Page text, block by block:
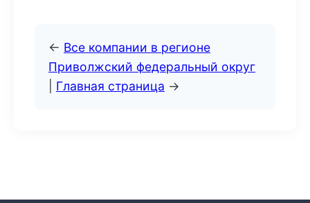
← Все компании в регионе
Приволжский федеральный округ
Главная страница →